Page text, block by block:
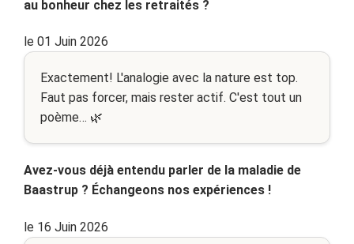
au bonheur chez les retraités ?
le 01 Juin 2026
Exactement! L'analogie avec la nature est top.
Faut pas forcer, mais rester actif. C'est tout un
poème… 🌿
Avez-vous déjà entendu parler de la maladie de
Baastrup ? Échangeons nos expériences !
le 16 Juin 2026